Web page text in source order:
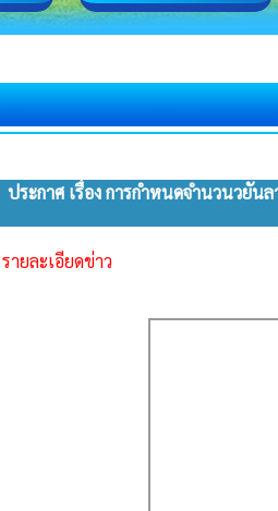
ประกาศ เรื่อง การกำหนดจำนวนวยั
ายละเอียดข่าว